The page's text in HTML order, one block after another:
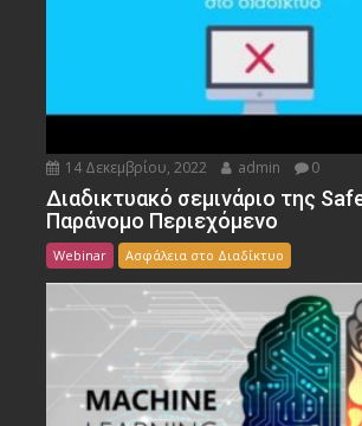
14 Δεκεμβρίου, 2022 admin 0
Διαδικτυακό σεμινάριο της
Παράνομο Περιεχόμενο
Webinar Ασφάλεια στο Διαδίκτυο